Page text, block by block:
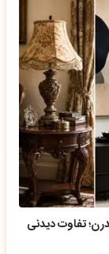
تفاوت دیدنی